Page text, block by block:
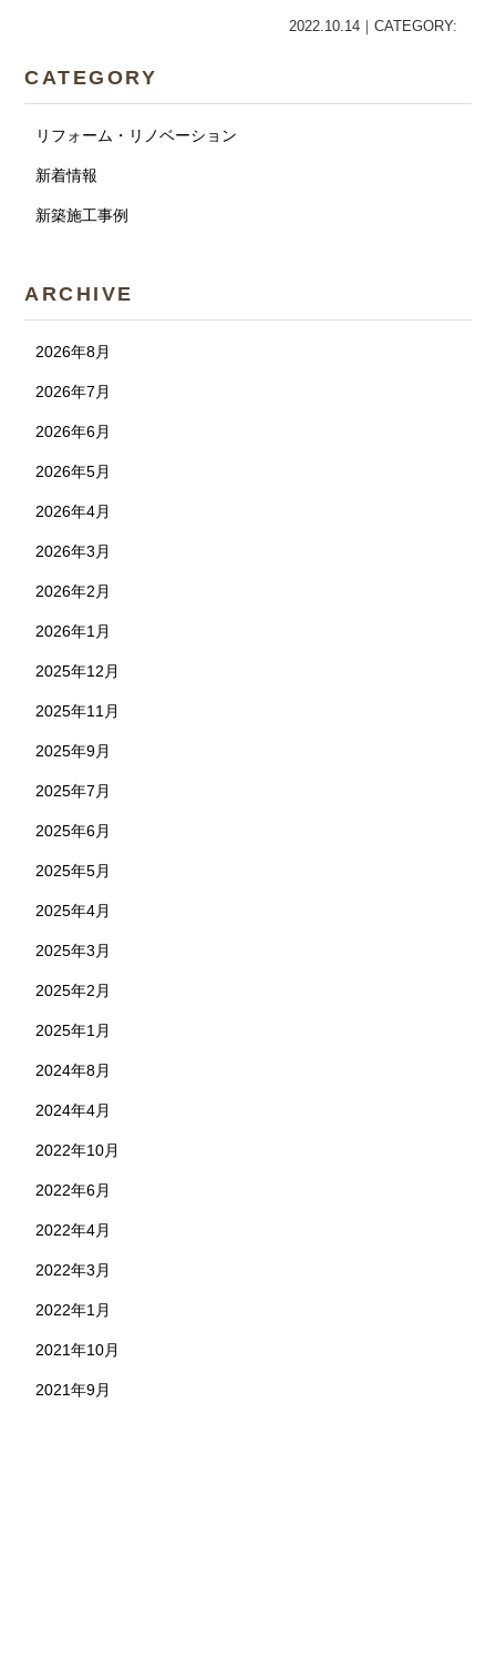
2022.10.14｜CATEGORY:
CATEGORY
リフォーム・リノベーション
新着情報
新築施工事例
ARCHIVE
2026年8月
2026年7月
2026年6月
2026年5月
2026年4月
2026年3月
2026年2月
2026年1月
2025年12月
2025年11月
2025年9月
2025年7月
2025年6月
2025年5月
2025年4月
2025年3月
2025年2月
2025年1月
2024年8月
2024年4月
2022年10月
2022年6月
2022年4月
2022年3月
2022年1月
2021年10月
2021年9月